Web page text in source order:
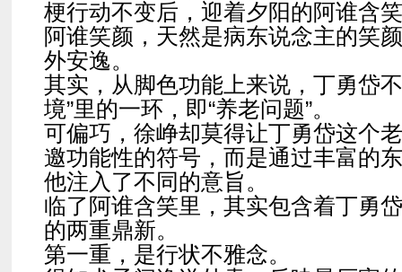
梗行动不变后，迎着夕阳的阿谁含
阿谁笑颜，天然是病东说念主的笑
外安逸。
其实，从脚色功能上来说，丁勇岱
境”里的一环，即“养老问题”。
可偏巧，徐峥却莫得让丁勇岱这个
邀功能性的符号，而是通过丰富的
他注入了不同的意旨。
临了阿谁含笑里，其实包含着丁勇
的两重鼎新。
第一重，是行状不雅念。